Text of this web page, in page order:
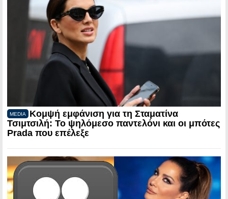
MEDIA
Κομψή εμφάνιση για τη Σταματίνα
Τσιμτσιλή: Το ψηλόμεσο παντελόνι και οι μπότες
Prada που επέλεξε